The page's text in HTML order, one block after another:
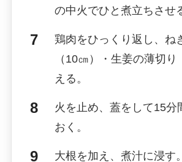
の中火でひと煮立ちさせ
鶏肉をひっくり返し、ね
（10㎝）・生姜の薄切り
える。
火を止め、蓋をして15分
おく。
大根を加え、煮汁に浸す。